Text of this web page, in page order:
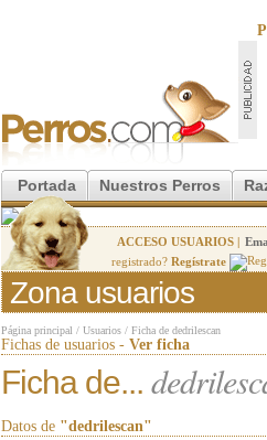
Portada Nuestros Perros
ACCESO USUARIOS |
registrado? Regístrate
Zona usuarios
Página principal / Usuarios / Ficha de dedrilescan
Fichas de usuarios - Ver ficha
Ficha de...
Datos de "dedrilescan"